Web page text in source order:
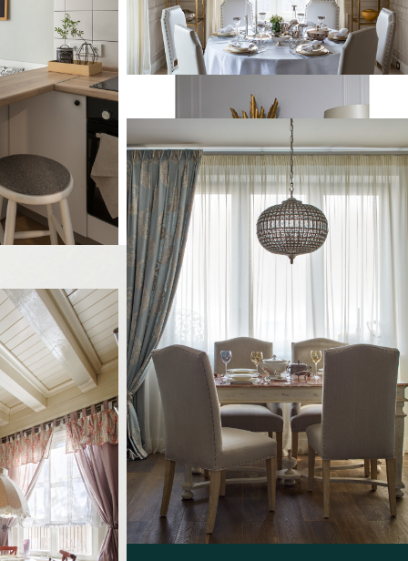
Французские аккорды
Стильный дизайн: столовая в стиле
неоклассика (современная классика) с
паркетным полом среднего тона -
последний тренд
Французские аккорды
домашнего
размера
полом